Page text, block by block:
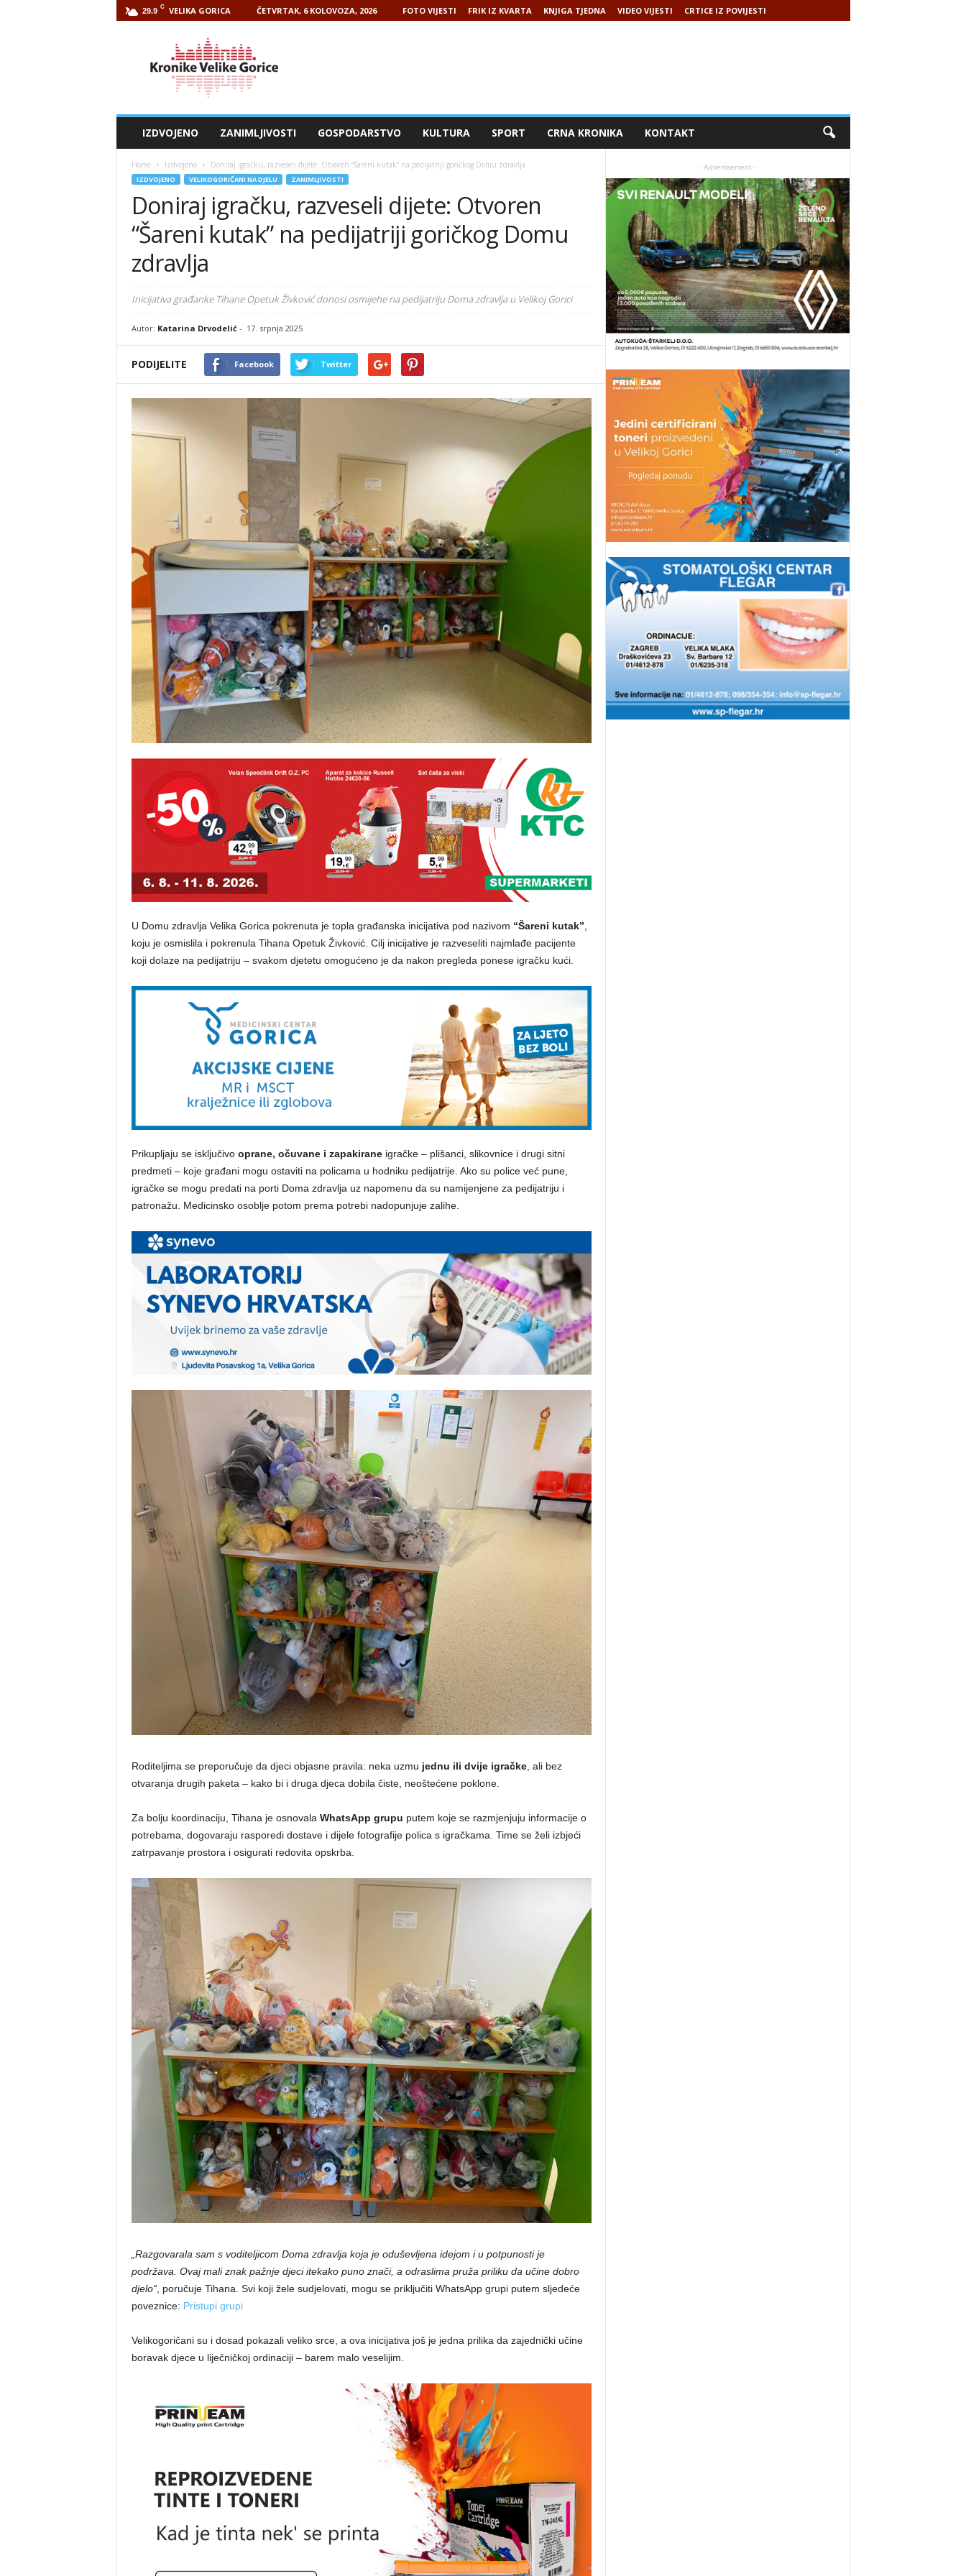
29.9 C VELIKA GORICA ČETVRTAK, 6 KOLOVOZA, 2026 FOTO VIJESTI FRIK IZ KVARTA KNJIGA TJEDNA VIDEO VIJESTI CRTICE IZ POVIJESTI
IZDVOJENO ZANIMLJIVOSTI GOSPODARSTVO KULTURA SPORT CRNA KRONIKA KONTAKT
Home Izdvojeno Doniraj igračku, razveseli dijete: Otvoren “Šareni kutak” na pedijatriji goričkog Domu zdravlja
IZDVOJENO VELIKOGORIČANI NA DJELU ZANIMLJIVOSTI
Doniraj igračku, razveseli dijete: Otvoren
“Šareni kutak” na pedijatriji goričkog Domu
zdravlja
Inicijativa građanke Tihane Opetuk Živković donosi osmijehe na pedijatriju Doma zdravlja u Velikoj Gorici
Autor: Katarina Drvodelić- 17. srpnja 2025
PODIJELITE Facebook Twitter
U Domu zdravlja Velika Gorica pokrenuta je topla građanska inicijativa pod nazivom “Šareni kutak”
koju je osmislila i pokrenula Tihana Opetuk Živković. Cilj inicijative je razveseliti najmlađe pacijente
koji dolaze na pedijatriju – svakom djetetu omogućeno je da nakon pregleda ponese igračku kući.
Prikupljaju se isključivo oprane, očuvane i zapakiraneigračke – plišanci, slikovnice i drugi sitni
predmeti – koje građani mogu ostaviti na policama u hodniku pedijatrije. Ako su police već pune,
igračke se mogu predati na porti Doma zdravlja uz napomenu da su namijenjene za pedijatriju i
patronažu. Medicinsko osoblje potom prema potrebi nadopunjuje zalihe.
Roditeljima se preporučuje da djeci objasne pravila: neka uzmu jednu ili dvije igračke, ali bez
otvaranja drugih paketa – kako bi i druga djeca dobila čiste, neoštećene poklone.
Za bolju koordinaciju, Tihana je osnovala WhatsApp grupu putem koje se razmjenjuju informacije o
potrebama, dogovaraju rasporedi dostave i dijele fotografije polica s igračkama. Time se želi izbjeći
zatrpavanje prostora i osigurati redovita opskrba.
„Razgovarala sam s voditeljicom Doma zdravlja koja je oduševljena idejom i u potpunosti je
podržava. Ovaj mali znak pažnje djeci itekako puno znači, a odraslima pruža priliku da učine dobro
djelo“, poručuje Tihana. Svi koji žele sudjelovati, mogu se priključiti WhatsApp grupi putem sljedeće
poveznice: Pristupi grupi
Velikogoričani su i dosad pokazali veliko srce, a ova inicijativa još je jedna prilika da zajednički učine
boravak djece u liječničkoj ordinaciji – barem malo veselijim.
- Advertisement -